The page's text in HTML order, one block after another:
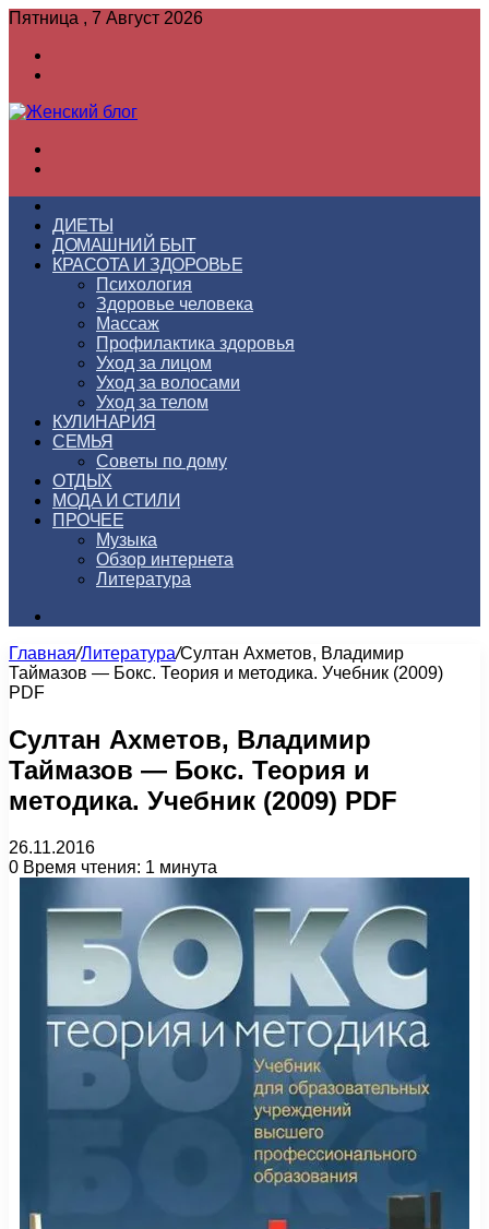
Пятница , 7 Август 2026
ДИЕТЫ
ДОМАШНИЙ БЫТ
КРАСОТА И ЗДОРОВЬЕ
Психология
Здоровье человека
Массаж
Профилактика здоровья
Уход за лицом
Уход за волосами
Уход за телом
КУЛИНАРИЯ
СЕМЬЯ
Советы по дому
ОТДЫХ
МОДА И СТИЛИ
ПРОЧЕЕ
Музыка
Обзор интернета
Литература
Главная/Литература/Султан Ахметов, Владимир
Таймазов — Бокс. Теория и методика. Учебник (2009)
PDF
Султан Ахметов, Владимир
Таймазов — Бокс. Теория и
методика. Учебник (2009) PDF
26.11.2016
0 Время чтения: 1 минута